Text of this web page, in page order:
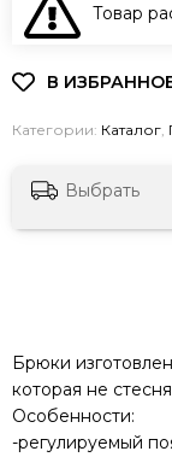
Товар
Категории: Каталог,
Выбрать
Брюки
которая не
Особенности:
-регулируемый